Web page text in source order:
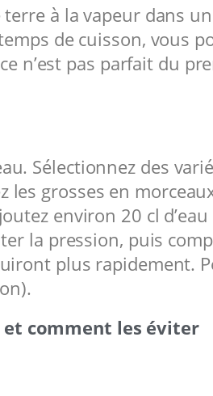
à la vapeur dans
de cuisson, vous
n’est pas parfait du
Sélectionnez des
grosses en
environ 20 cl
la pression, puis
plus rapidement.
et comment les éviter